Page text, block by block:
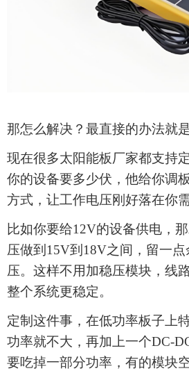
那怎么解决？最直接的办法就是
现在很多太阳能板厂家都支持
你的设备要多少伏，他给你调
方式，让工作电压刚好落在你
比如你要给12V的设备供电，
压做到1 5V到18V之间，留一
压。这样不用加稳压模块，线
整个系统更稳定。
定制这件事，在低功率板子上
功率就不大，再加上一个DC-
要吃掉一部分功率，有的模块